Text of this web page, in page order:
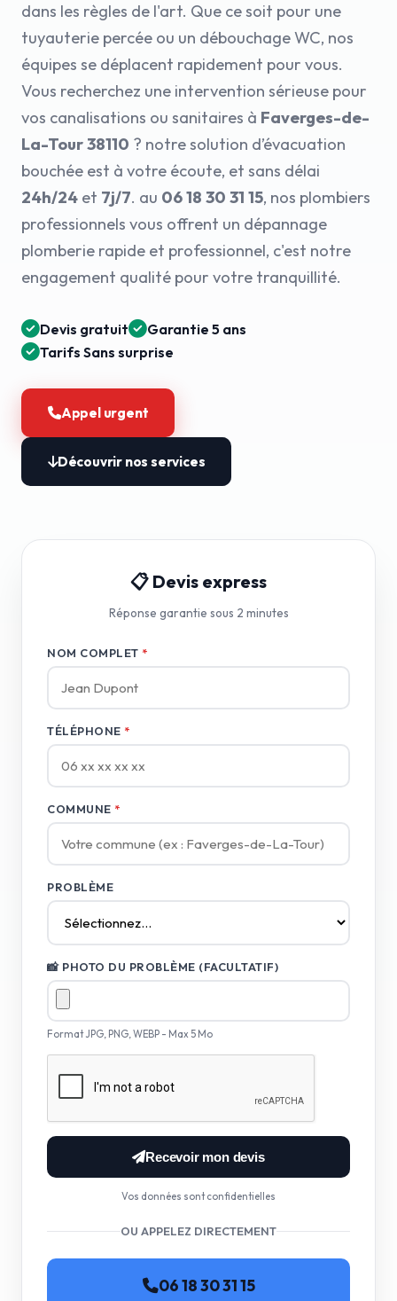
dans les règles de l'art. Que ce soit pour une
tuyauterie percée ou un débouchage WC, nos
équipes se déplacent rapidement pour vous.
Vous recherchez une intervention sérieuse pour
vos canalisations ou sanitaires à Faverges-de-
La-Tour 38110 ? notre solution d’évacuation
bouchée est à votre écoute, et sans délai
24h/24 et 7j/7. au 06 18 30 31 15, nos plombiers
professionnels vous offrent un dépannage
plomberie rapide et professionnel, c'est notre
engagement qualité pour votre tranquillité.
Devis gratuit
Garantie 5 ans
Tarifs Sans surprise
Appel urgent
Découvrir nos services
📋 Devis express
Réponse garantie sous 2 minutes
NOM COMPLET *
TÉLÉPHONE *
COMMUNE *
PROBLÈME
📸 PHOTO DU PROBLÈME (FACULTATIF)
Format JPG, PNG, WEBP - Max 5 Mo
Recevoir mon devis
Vos données sont confidentielles
OU APPELEZ DIRECTEMENT
06 18 30 31 15